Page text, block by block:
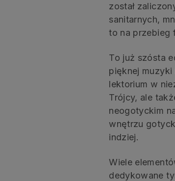
został
sanitarnych,
to na przebieg
To już szósta
pięknej
lektorium w
Trójcy, ale
neogotyckim
wnętrzu
indziej.
Wiele
dedykowane